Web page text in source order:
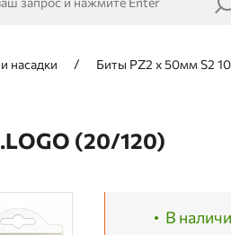
насадки Биты PZ2 х 50мм S2
(20/120)
В